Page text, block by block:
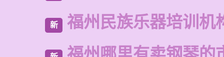
新 福州民族乐器培训机